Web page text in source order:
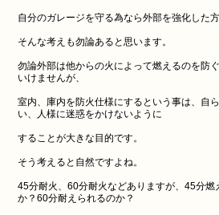
自分のガレージを守る為なら外部を強化した
そんな考えも勿論あると思います。
勿論外部は他からの火によって燃えるのを防
いけませんが、
室内、庫内を防火仕様にするという事は、自
い、人様に迷惑をかけないように
することが大きな目的です。
そう考えると自然ですよね。
45分耐火、60分耐火などありますが、45分燃
か？60分耐えられるのか？